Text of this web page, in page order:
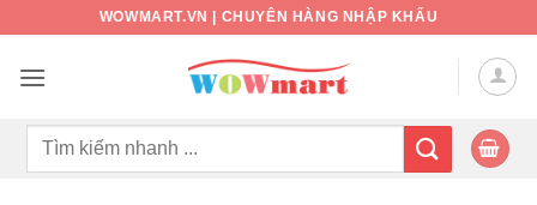
nội
WOWMART.VN | CHUYÊN HÀNG NHẬP KHẨU
Tìm